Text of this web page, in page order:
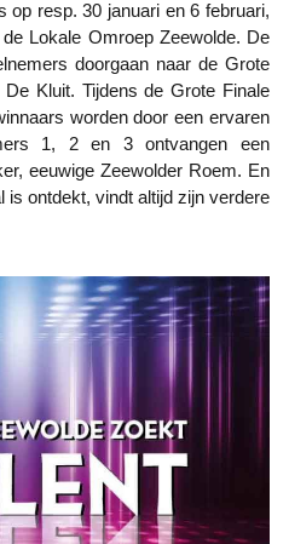
Lokale Omroep Zeewolde. De
doorgaan naar de Grote
Kluit. Tijdens de Grote Finale
worden door een ervaren
1, 2 en 3 ontvangen een
eeuwige Zeewolder Roem. En
is ontdekt, vindt altijd zijn verdere